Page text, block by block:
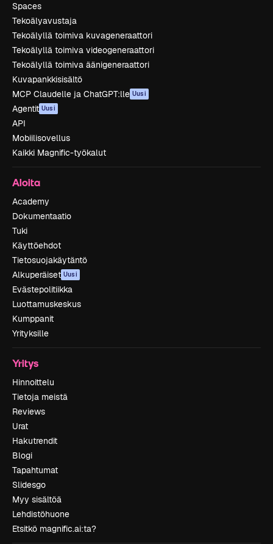
Spaces
Tekoälyavustaja
Tekoälyllä toimiva kuvageneraattori
Tekoälyllä toimiva videogeneraattori
Tekoälyllä toimiva äänigeneraattori
Kuvapankkisisältö
MCP Claudelle ja ChatGPT:lle Uusi
Agentit Uusi
API
Mobiilisovellus
Kaikki Magnific-työkalut
Aloita
Academy
Dokumentaatio
Tuki
Käyttöehdot
Tietosuojakäytäntö
Alkuperäiset Uusi
Evästepolitiikka
Luottamuskeskus
Kumppanit
Yrityksille
Yritys
Hinnoittelu
Tietoja meistä
Reviews
Urat
Hakutrendit
Blogi
Tapahtumat
Slidesgo
Myy sisältöä
Lehdistöhuone
Etsitkö magnific.ai:ta?